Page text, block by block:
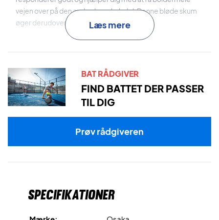
vejen over på den anden banehalvdel. Denne bløde skum
øger derudover sweetspottet.
Læs mere
BAT RÅDGIVER
FIND BATTET DER PASSER
TIL DIG
Prøv rådgiveren
Specifikationer